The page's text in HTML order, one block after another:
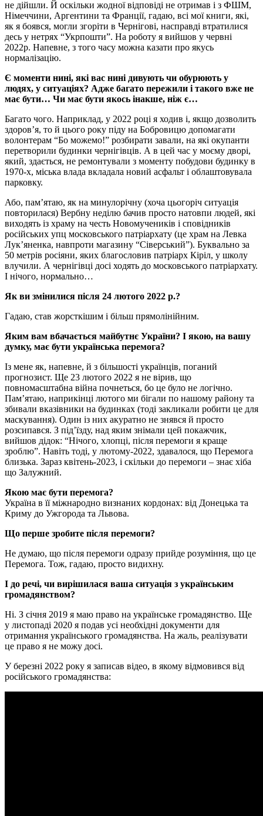
не дійшли. Й оскільки жодної відповіді не отримав і з ФШМ,
Німеччини, Аргентини та Франції, гадаю, всі мої книги, які,
як я боявся, могли згоріти в Чернігові, насправді втратилися
десь у нетрях “Укрпошти”. На роботу я вийшов у червні
2022p. Напевне, з того часу можна казати про якусь
нормалізацію.
Є моменти нині, які вас нині дивують чи обурюють у
людях, у ситуаціях? Адже багато пережили і такого вже не
має бути… Чи має бути якось інакше, ніж є…
Багато чого. Наприклад, у 2022 році я ходив і, якщо дозволить
здоров’я, то й цього року піду на Бобровицю допомагати
волонтерам “Бо можемо!” розбирати завали, на які окупанти
перетворили будинки чернігівців. А в цей час у моєму дворі,
який, здається, не ремонтували з моменту побудови будинку в
1970-х, міська влада вкладала новий асфальт і облаштовувала
парковку.
Або, пам’ятаю, як на минулорічну (хоча цьогоріч ситуація
повторилася) Вербну неділю бачив просто натовпи людей, які
виходять із храму на честь Новомучеників і сповідників
російських упц московського патріархату (це храм на Левка
Лук’яненка, навпроти магазину “Сіверський”). Буквально за
50 метрів росіяни, яких благословив патріарх Кіріл, у школу
влучили. А чернігівці досі ходять до московського патріархату.
І нічого, нормально…
Як ви змінилися після 24 лютого 2022 p.?
Гадаю, став жорсткішим і більш прямолінійним.
Яким вам вбачається майбутнє України? І якою, на вашу
думку, має бути українська перемога?
Із мене як, напевне, й з більшості українців, поганий
прогнозист. Ще 23 лютого 2022 я не вірив, що
повномасштабна війна почнеться, бо це було не логічно.
Пам’ятаю, наприкінці лютого ми бігали по нашому району та
збивали вказівники на будинках (тоді закликали робити це для
маскування). Один із них акуратно не знявся й просто
розсипався. З під’їзду, над яким знімали цей покажчик,
вийшов дідок: “Нічого, хлопці, після перемоги я краще
зроблю”. Навіть тоді, у лютому-2022, здавалося, що Перемога
близька. Зараз квітень-2023, і скільки до перемоги – знає хіба
що Залужний.
Якою має бути перемога?
Україна в її міжнародно визнаних кордонах: від Донецька та
Криму до Ужгорода та Львова.
Що перше зробите після перемоги?
Не думаю, що після перемоги одразу прийде розуміння, що це
Перемога. Тож, гадаю, просто видихну.
І до речі, чи вирішилася ваша ситуація з українським
громадянством?
Ні. З січня 2019 я маю право на українське громадянство. Ще
у листопаді 2020 я подав усі необхідні документи для
отримання українського громадянства. На жаль, реалізувати
це право я не можу досі.
У березні 2022 року я записав відео, в якому відмовився від
російського громадянства: